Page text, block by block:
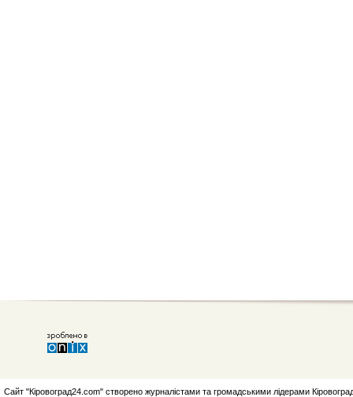
Сайт "Кіровоград24.com" створено журналістами та громадськими лідерами